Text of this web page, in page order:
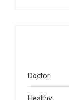
Doctor
Healthy